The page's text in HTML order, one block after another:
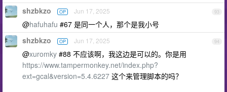
93
shzbkzo OP Jun 17, 2025
@hafuhafu #67 是同一个人，那个是我小号
94
shzbkzo OP Jun 17, 2025
@xuromky #88 不应该啊，我这边是可以的。你是用
https://www.tampermonkey.net/index.php?
ext=gcal&version=5.4.6227 这个来管理脚本的吗？